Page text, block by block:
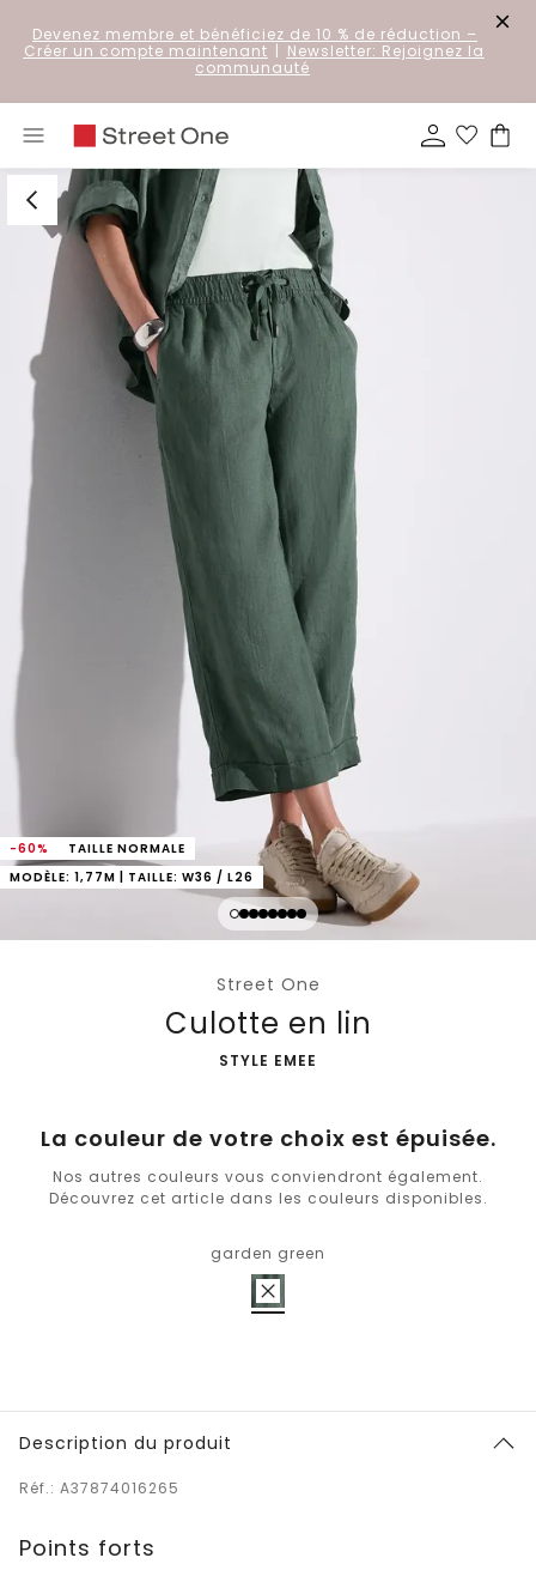
Devenez membre et bénéficiez de 10 % de réduction –
Créer un compte maintenant | Newsletter: Rejoignez la
communauté
-60%
TAILLE NORMALE
MODÈLE: 1,77M | TAILLE: W36 / L26
Street One
Culotte en lin
-
STYLE EMEE
La couleur de votre choix est épuisée.
Nos autres couleurs vous conviendront également.
Découvrez cet article dans les couleurs disponibles.
garden green
Description du produit
Réf.: A37874016265
Points forts